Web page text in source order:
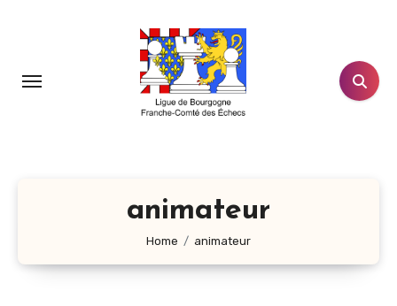
principal
animateur
Home animateur